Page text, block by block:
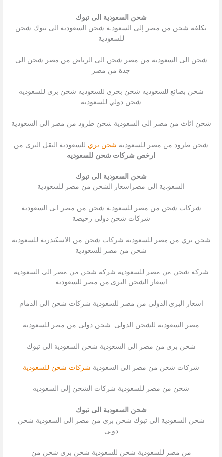
شحن السعودية الى تبوك
تكلفة شحن من مصر إلى السعودية شحن السعودية الى تبوك شحن
للسعودية
شحن الى السعودية من مصر شحن الى الرياض من مصر شحن الى
جدة من مصر
شحن بضائع للسعوديه شحن بحري للسعوديه شحن بري للسعوديه
شحن دولي للسعوديه
شحن اثاث من مصر الى السعودية شحن طرود من مصر الى السعودية
شحن طرود من مصر للسعودية شحن بري للسعودية النقل البرى من
ارخص شركات شحن للسعوديه
شحن السعودية الى تبوك
السعودية الى مصراسعار الشحن من مصر للسعودية
شركات شحن من مصر للسعودية شحن من مصر الى السعودية
شركات شحن دولي رخيصة
شحن بري من مصر للسعودية شركات شحن من الاسكندرية للسعودية
شحن من مصر للسعودية
شركة شحن من مصر للسعودية شركة شحن من مصر الى السعودية
اسعار الشحن البرى من مصر للسعودية
اسعار البرى الدولى من مصر للسعودية شركات شحن الى الدمام
مصر السعودية للشحن الدولى شحن دولى من مصر للسعودية
شحن برى من مصر الى السعودية شحن السعودية الى تبوك
شركات شحن من مصر الى السعودية شركات شحن للسعودية
شحن من مصر للسعودية شركات الشحن إلى السعوديه
شحن السعودية الى تبوك
شحن السعودية الى تبوك شحن برى من مصر الى السعودية شحن
دولى
من مصر للسعودية شحن للسعودية شحن برى شحن من